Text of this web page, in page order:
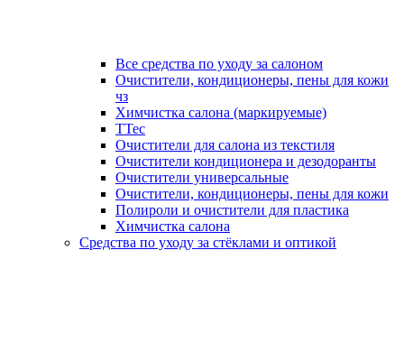
Все средства по уходу за салоном
Очистители, кондиционеры, пены для кожи
чз
Химчистка салона (маркируемые)
TTec
Очистители для салона из текстиля
Очистители кондиционера и дезодоранты
Очистители универсальные
Очистители, кондиционеры, пены для кожи
Полироли и очистители для пластика
Химчистка салона
Средства по уходу за стёклами и оптикой